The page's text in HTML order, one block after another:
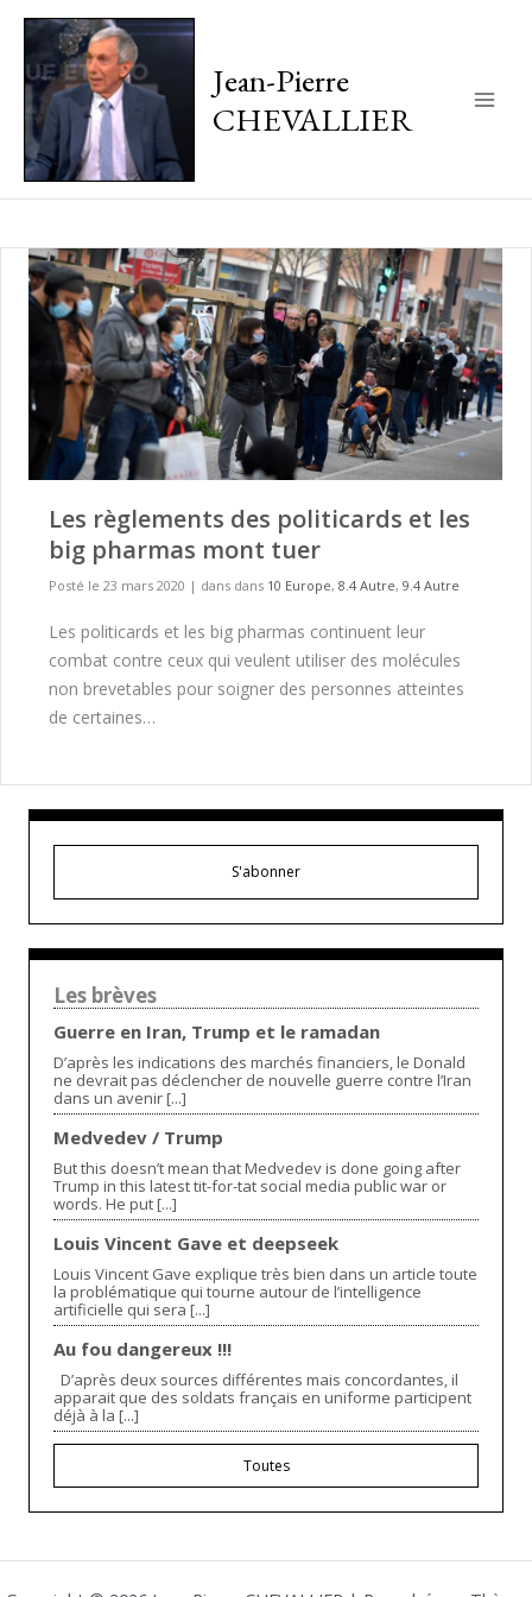
Jean-Pierre
CHEVALLIER
Les règlements des politicards et les
big pharmas mont tuer
Posté le 23 mars 2020 | dans dans 10 Europe, 8.4 Autre, 9.4 Autre
Les politicards et les big pharmas continuent leur
combat contre ceux qui veulent utiliser des molécules
non brevetables pour soigner des personnes atteintes
de certaines…
S'abonner
Les brèves
Guerre en Iran, Trump et le ramadan
D’après les indications des marchés financiers, le Donald
ne devrait pas déclencher de nouvelle guerre contre l’Iran
dans un avenir [...]
Medvedev / Trump
But this doesn’t mean that Medvedev is done going after
Trump in this latest tit-for-tat social media public war or
words. He put [...]
Louis Vincent Gave et deepseek
Louis Vincent Gave explique très bien dans un article toute
la problématique qui tourne autour de l’intelligence
artificielle qui sera [...]
Au fou dangereux !!!
D’après deux sources différentes mais concordantes, il
apparait que des soldats français en uniforme participent
déjà à la [...]
Toutes